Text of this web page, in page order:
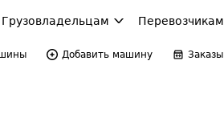
Грузовладельцам Перевозчикам
Добавить машину Заказы